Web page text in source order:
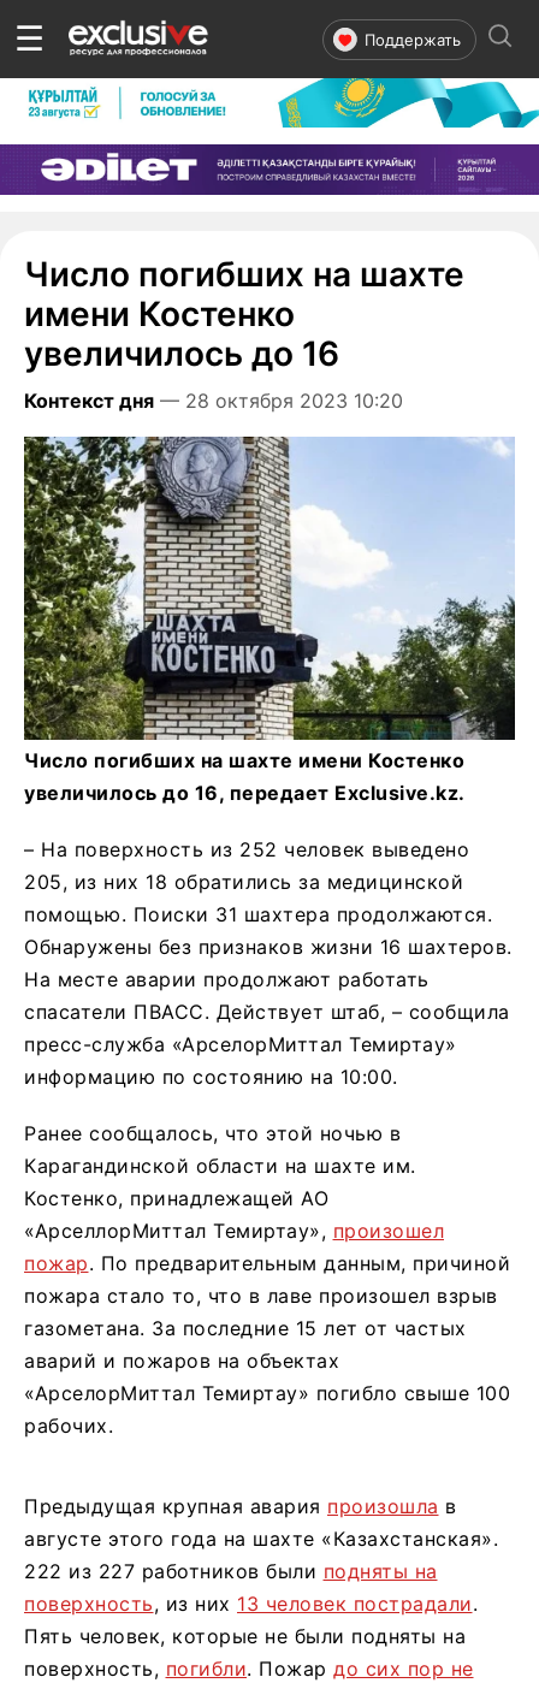
☰ Поддержать
Число погибших на шахте
имени Костенко
увеличилось до 16
Контекст дня — 28 октября 2023 10:20
Число погибших на шахте имени Костенко
увеличилось до 16, передает Exclusive.kz.
– На поверхность из 252 человек выведено
205, из них 18 обратились за медицинской
помощью. Поиски 31 шахтера продолжаются.
Обнаружены без признаков жизни 16 шахтеров.
На месте аварии продолжают работать
спасатели ПВАСС. Действует штаб, – сообщила
пресс-служба «АрселорМиттал Темиртау»
информацию по состоянию на 10:00.
Ранее сообщалось, что этой ночью в
Карагандинской области на шахте им.
Костенко, принадлежащей АО
«АрселлорМиттал Темиртау», произошел
пожар. По предварительным данным, причиной
пожара стало то, что в лаве произошел взрыв
газометана. За последние 15 лет от частых
аварий и пожаров на объектах
«АрселорМиттал Темиртау» погибло свыше 100
рабочих.
Предыдущая крупная авария произошла в
августе этого года на шахте «Казахстанская».
222 из 227 работников были подняты на
поверхность, из них 13 человек пострадали.
Пять человек, которые не были подняты на
поверхность, погибли. Пожар до сих пор не